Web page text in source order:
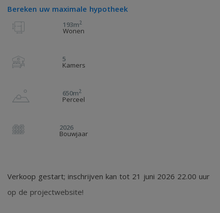
Bereken uw maximale hypotheek
193m2
Wonen
5
Kamers
650m2
Perceel
2026
Bouwjaar
Verkoop gestart; inschrijven kan tot 21 juni 2026 22.00 uur
op de projectwebsite!